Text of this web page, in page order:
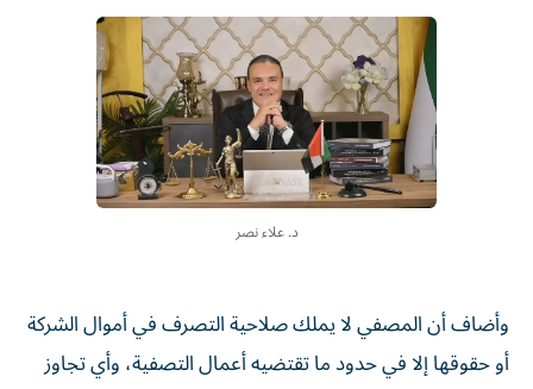
د. علاء نصر
وأضاف أن المصفي لا يملك صلاحية التصرف في أموال الشركة
أو حقوقها إلا في حدود ما تقتضيه أعمال التصفية، وأي تجاوز